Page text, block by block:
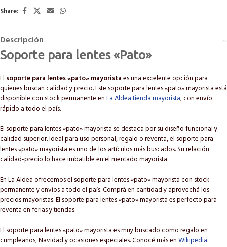
Share:
Descripción
Soporte para lentes «Pato»
El soporte para lentes «pato» mayoristaes una excelente opción para
quienes buscan calidad y precio. Este soporte para lentes «pato» mayorista está
disponible con stock permanente enLa Aldea tienda mayorista, con envío
rápido a todo el país.
El soporte para lentes «pato» mayorista se destaca por su diseño funcional y
calidad superior. Ideal para uso personal, regalo o reventa, el soporte para
lentes «pato» mayorista es uno de los artículos más buscados. Su relación
calidad-precio lo hace imbatible en el mercado mayorista.
En La Aldea ofrecemos el soporte para lentes «pato» mayorista con stock
permanente y envíos a todo el país. Comprá en cantidad y aprovechá los
precios mayoristas. El soporte para lentes «pato» mayorista es perfecto para
reventa en ferias y tiendas.
El soporte para lentes «pato» mayorista es muy buscado como regalo en
cumpleaños, Navidad y ocasiones especiales. Conocé más enWikipedia.